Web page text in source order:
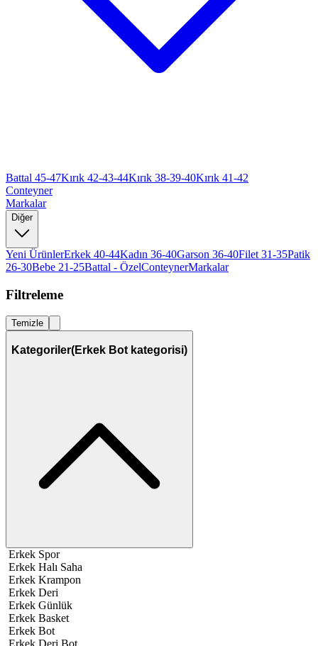
Battal 45-47Kırık 42-43-44Kırık 38-39-40Kırık 41-42
Conteyner
Markalar
Diğer
Yeni ÜrünlerErkek 40-44Kadın 36-40Garson 36-40Filet 31-35Patik
26-30Bebe 21-25Battal - ÖzelConteynerMarkalar
Filtreleme
Temizle
Kategoriler(Erkek Bot kategorisi)
Erkek Spor
Erkek Halı Saha
Erkek Krampon
Erkek Deri
Erkek Günlük
Erkek Basket
Erkek Bot
Erkek Deri Bot